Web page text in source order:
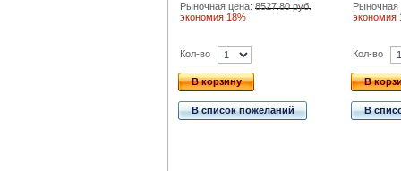
Рыночная цена: 8527.80 руб.
экономия 18%
экономия
Кол-во
В корзину
В список пожеланий
Кол-во
В
В